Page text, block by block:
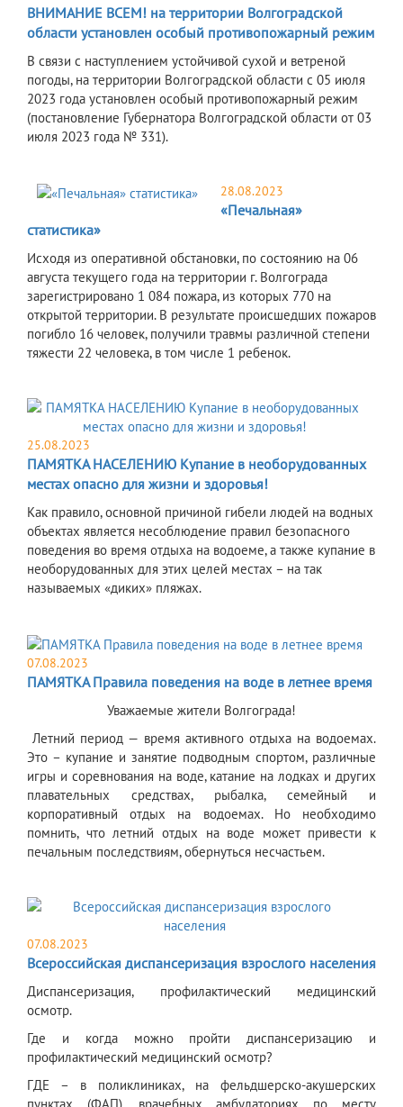
ВНИМАНИЕ ВСЕМ! на территории Волгоградской
области установлен особый противопожарный режим
​В связи с наступлением устойчивой сухой и ветреной
погоды, на территории Волгоградской области с 05 июля
2023 года установлен особый противопожарный режим
(постановление Губернатора Волгоградской области от 03
июля 2023 года № 331).
28.08.2023
«Печальная»
статистика»
​Исходя из оперативной обстановки, по состоянию на 06
августа текущего года на территории г. Волгограда
зарегистрировано 1 084 пожара, из которых 770 на
открытой территории. В результате происшедших пожаров
погибло 16 человек, получили травмы различной степени
тяжести 22 человека, в том числе 1 ребенок.
25.08.2023
ПАМЯТКА НАСЕЛЕНИЮ Купание в необорудованных
местах опасно для жизни и здоровья!
​Как правило, основной причиной гибели людей на водных
объектах является несоблюдение правил безопасного
поведения во время отдыха на водоеме, а также купание в
необорудованных для этих целей местах – на так
называемых «диких» пляжах.
07.08.2023
ПАМЯТКА Правила поведения на воде в летнее время
Уважаемые жители Волгограда!
Летний период — время активного отдыха на водоемах.
Это – купание и занятие подводным спортом, различные
игры и соревнования на воде, катание на лодках и других
плавательных средствах, рыбалка, семейный и
корпоративный отдых на водоемах. Но необходимо
помнить, что летний отдых на воде может привести к
печальным последствиям, обернуться несчастьем.
07.08.2023
Всероссийская диспансеризация взрослого населения
Диспансеризация, профилактический медицинский
осмотр.
Где и когда можно пройти диспансеризацию и
профилактический медицинский осмотр?
ГДЕ – в поликлиниках, на фельдшерско-акушерских